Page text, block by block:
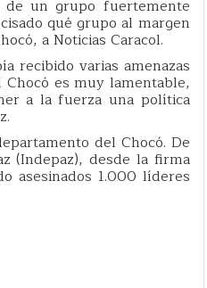
un grupo fuertemente
qué grupo al margen
a Noticias Caracol.
recibido varias amenazas
es muy lamentable,
a la fuerza una política
del Chocó. De
(Indepaz), desde la firma
asesinados 1.000 líderes